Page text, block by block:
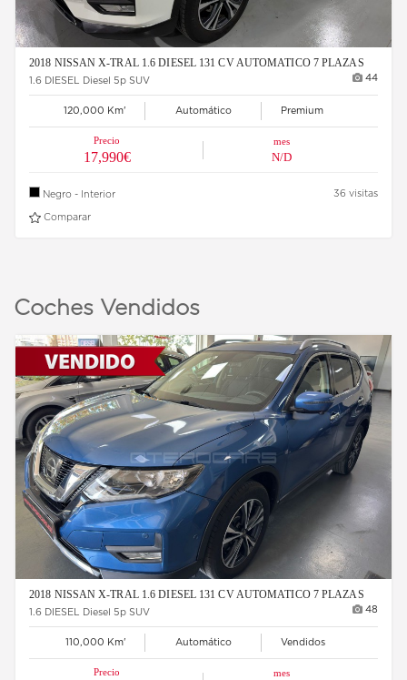
2018 NISSAN X-TRAL 1.6 DIESEL 131 CV AUTOMATICO 7 PLAZAS
44
1.6 DIESEL Diesel 5p SUV
120,000 Km' Automático Premium
Precio
17,990€
mes
N/D
36 visitas
Negro - Interior
Comparar
Coches Vendidos
2018 NISSAN X-TRAL 1.6 DIESEL 131 CV AUTOMATICO 7 PLAZAS
48
1.6 DIESEL Diesel 5p SUV
110,000 Km' Automático Vendidos
Precio mes